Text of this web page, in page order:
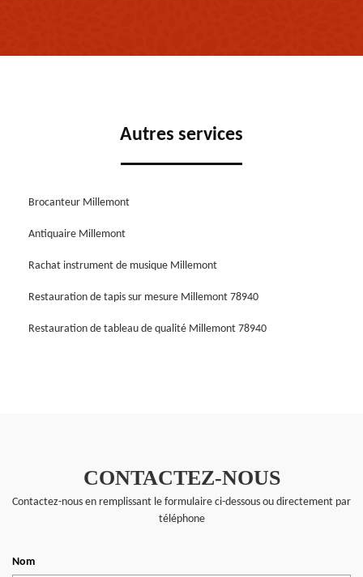
Autres services
Brocanteur Millemont
Antiquaire Millemont
Rachat instrument de musique Millemont
Restauration de tapis sur mesure Millemont 78940
Restauration de tableau de qualité Millemont 78940
CONTACTEZ-NOUS
Contactez-nous en remplissant le formulaire ci-dessous ou directement par
téléphone
Nom